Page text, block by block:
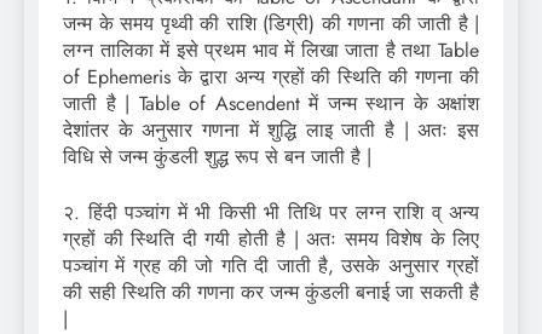
जन्म के समय पृथ्वी की राशि (डिग्री) की गणना की जाती है |
लग्न तालिका में इसे प्रथम भाव में लिखा जाता है तथा Table
of Ephemeris के द्वारा अन्य ग्रहों की स्थिति की गणना की
जाती है | Table of Ascendent में जन्म स्थान के अक्षांश
देशांतर के अनुसार गणना में शुद्धि लाइ जाती है | अतः इस
विधि से जन्म कुंडली शुद्ध रूप से बन जाती है |
२. हिंदी पञ्चांग में भी किसी भी तिथि पर लग्न राशि व् अन्य
ग्रहों की स्थिति दी गयी होती है | अतः समय विशेष के लिए
पञ्चांग में ग्रह की जो गति दी जाती है, उसके अनुसार ग्रहों
की सही स्थिति की गणना कर जन्म कुंडली बनाई जा सकती है
|